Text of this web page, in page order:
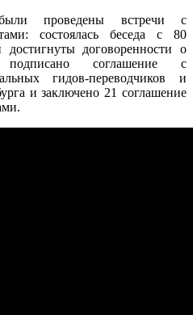
проведены встречи с
состоялась беседа с 80
договоренности о
подписано соглашение с
гидов-переводчиков и
и заключено 21 соглашение